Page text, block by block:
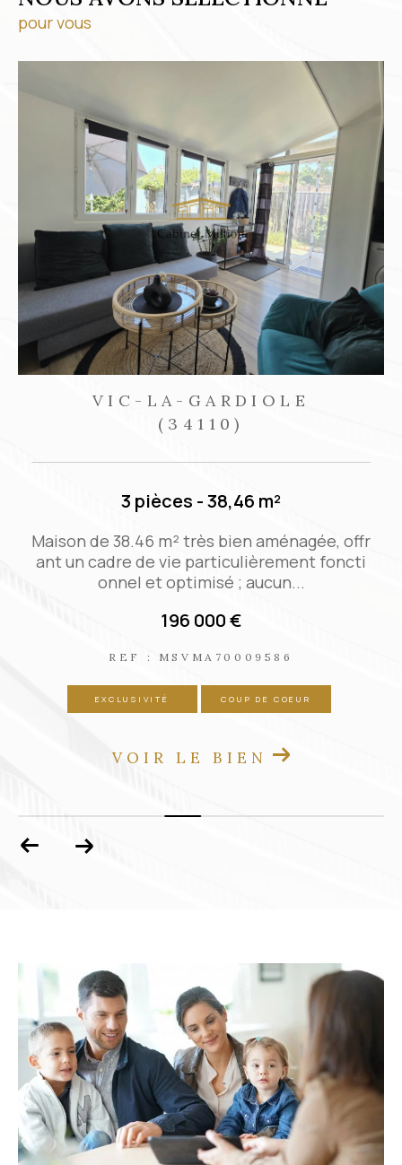
pour vous
VIC-LA-GARDIOLE
(34110)
3 pièces - 38,46 m²
Maison de 38.46 m² très bien aménagée, offr
ant un cadre de vie particulièrement foncti
onnel et optimisé ; aucun...
196 000 €
REF : MSVMA70009586
EXCLUSIVITÉ COUP DE COEUR
VOIR LE BIEN